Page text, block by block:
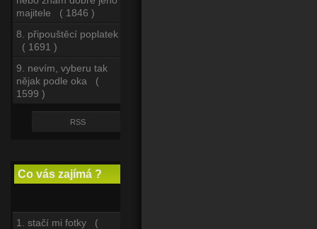
majitele ( 1846 )
8. připouštěcí poplatek
( 1691 )
9. nevím, vyberu tak
nějak podle oka (
1599 )
RSS
Co vás zajímá ?
1. stačí mi fotky (